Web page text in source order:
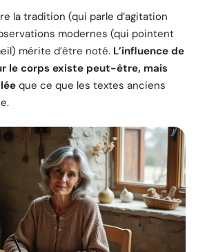
la tradition (qui parle d’agitation
modernes (qui pointent
mérite d’être noté. L’influence de
le corps existe peut-être, mais
que ce que les textes anciens